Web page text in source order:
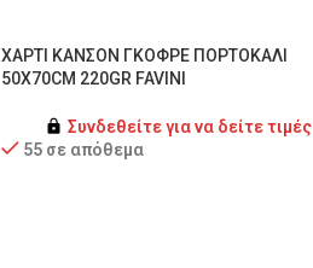
ΧΑΡΤΙ ΚΑΝΣΟΝ ΓΚΟΦΡΕ ΠΟΡΤΟΚΑΛΙ
50X70CM 220GR FAVINI
Συνδεθείτε για να δείτε τιμές
55 σε απόθεμα